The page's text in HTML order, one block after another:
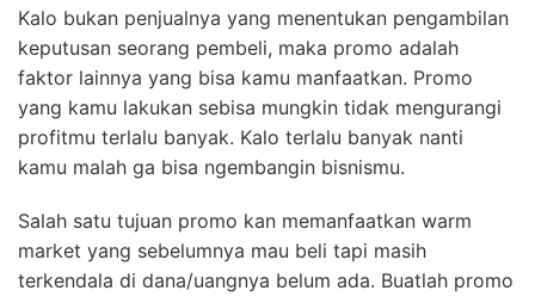
Kalo bukan penjualnya yang menentukan pengambilan
keputusan seorang pembeli, maka promo adalah
faktor lainnya yang bisa kamu manfaatkan. Promo
yang kamu lakukan sebisa mungkin tidak mengurangi
profitmu terlalu banyak. Kalo terlalu banyak nanti
kamu malah ga bisa ngembangin bisnismu.
Salah satu tujuan promo kan memanfaatkan warm
market yang sebelumnya mau beli tapi masih
terkendala di dana/uangnya belum ada. Buatlah promo